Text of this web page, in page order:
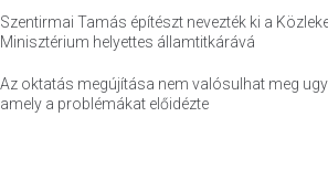
Szentirmai Tamás építészt nevezték ki a
Minisztérium helyettes államtitkárává
Az oktatás megújítása nem valósulhat meg
amely a problémákat előidézte